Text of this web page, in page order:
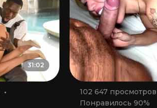
31:02
102 647 просмотров
Понравилось 90%